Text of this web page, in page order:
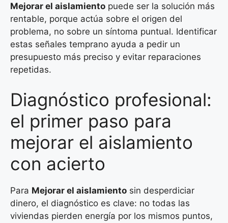
Mejorar el aislamiento puede ser la solución más
rentable, porque actúa sobre el origen del
problema, no sobre un síntoma puntual. Identificar
estas señales temprano ayuda a pedir un
presupuesto más preciso y evitar reparaciones
repetidas.
Diagnóstico profesional:
el primer paso para
mejorar el aislamiento
con acierto
Para Mejorar el aislamiento sin desperdiciar
dinero, el diagnóstico es clave: no todas las
viviendas pierden energía por los mismos puntos,